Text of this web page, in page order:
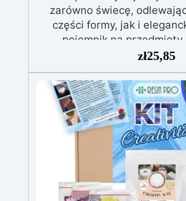
zarówno świecę,
części formy, jak i
pojemnik na
zewnętrznej części formy.
wszechstronności i
Wielofunkcyjny: twórz
lub pojemniki na przedmioty
design Maksymalizuj
kupując wielofunkcyjny
Zewnętrzne wymiary: 12,1 *
końcowego produktu:
zł25,85